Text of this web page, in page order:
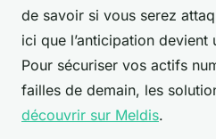
de savoir si vous serez
ici que l’anticipation devient
Pour sécuriser vos actifs
failles de demain, les
découvrir sur Meldis.